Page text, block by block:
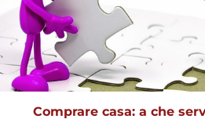
Comprare casa: a che